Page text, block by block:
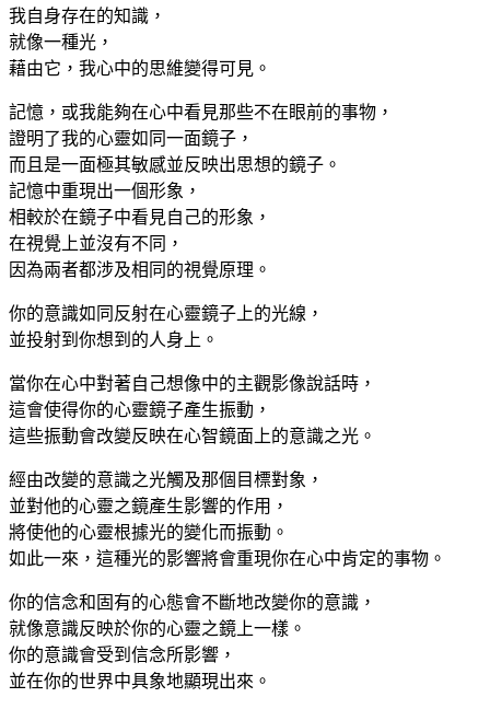
我自身存在的知識，
就像一種光，
藉由它，我心中的思維變得可見。
記憶，或我能夠在心中看見那些不在眼前的事物，
證明了我的心靈如同一面鏡子，
而且是一面極其敏感並反映出思想的鏡子。
記憶中重現出一個形象，
相較於在鏡子中看見自己的形象，
在視覺上並沒有不同，
因為兩者都涉及相同的視覺原理。
你的意識如同反射在心靈鏡子上的光線，
並投射到你想到的人身上。
當你在心中對著自己想像中的主觀影像說話時，
這會使得你的心靈鏡子產生振動，
這些振動會改變反映在心智鏡面上的意識之光。
經由改變的意識之光觸及那個目標對象，
並對他的心靈之鏡產生影響的作用，
將使他的心靈根據光的變化而振動。
如此一來，這種光的影響將會重現你在心中肯定的事物。
你的信念和固有的心態會不斷地改變你的意識，
就像意識反映於你的心靈之鏡上一樣。
你的意識會受到信念所影響，
並在你的世界中具象地顯現出來。